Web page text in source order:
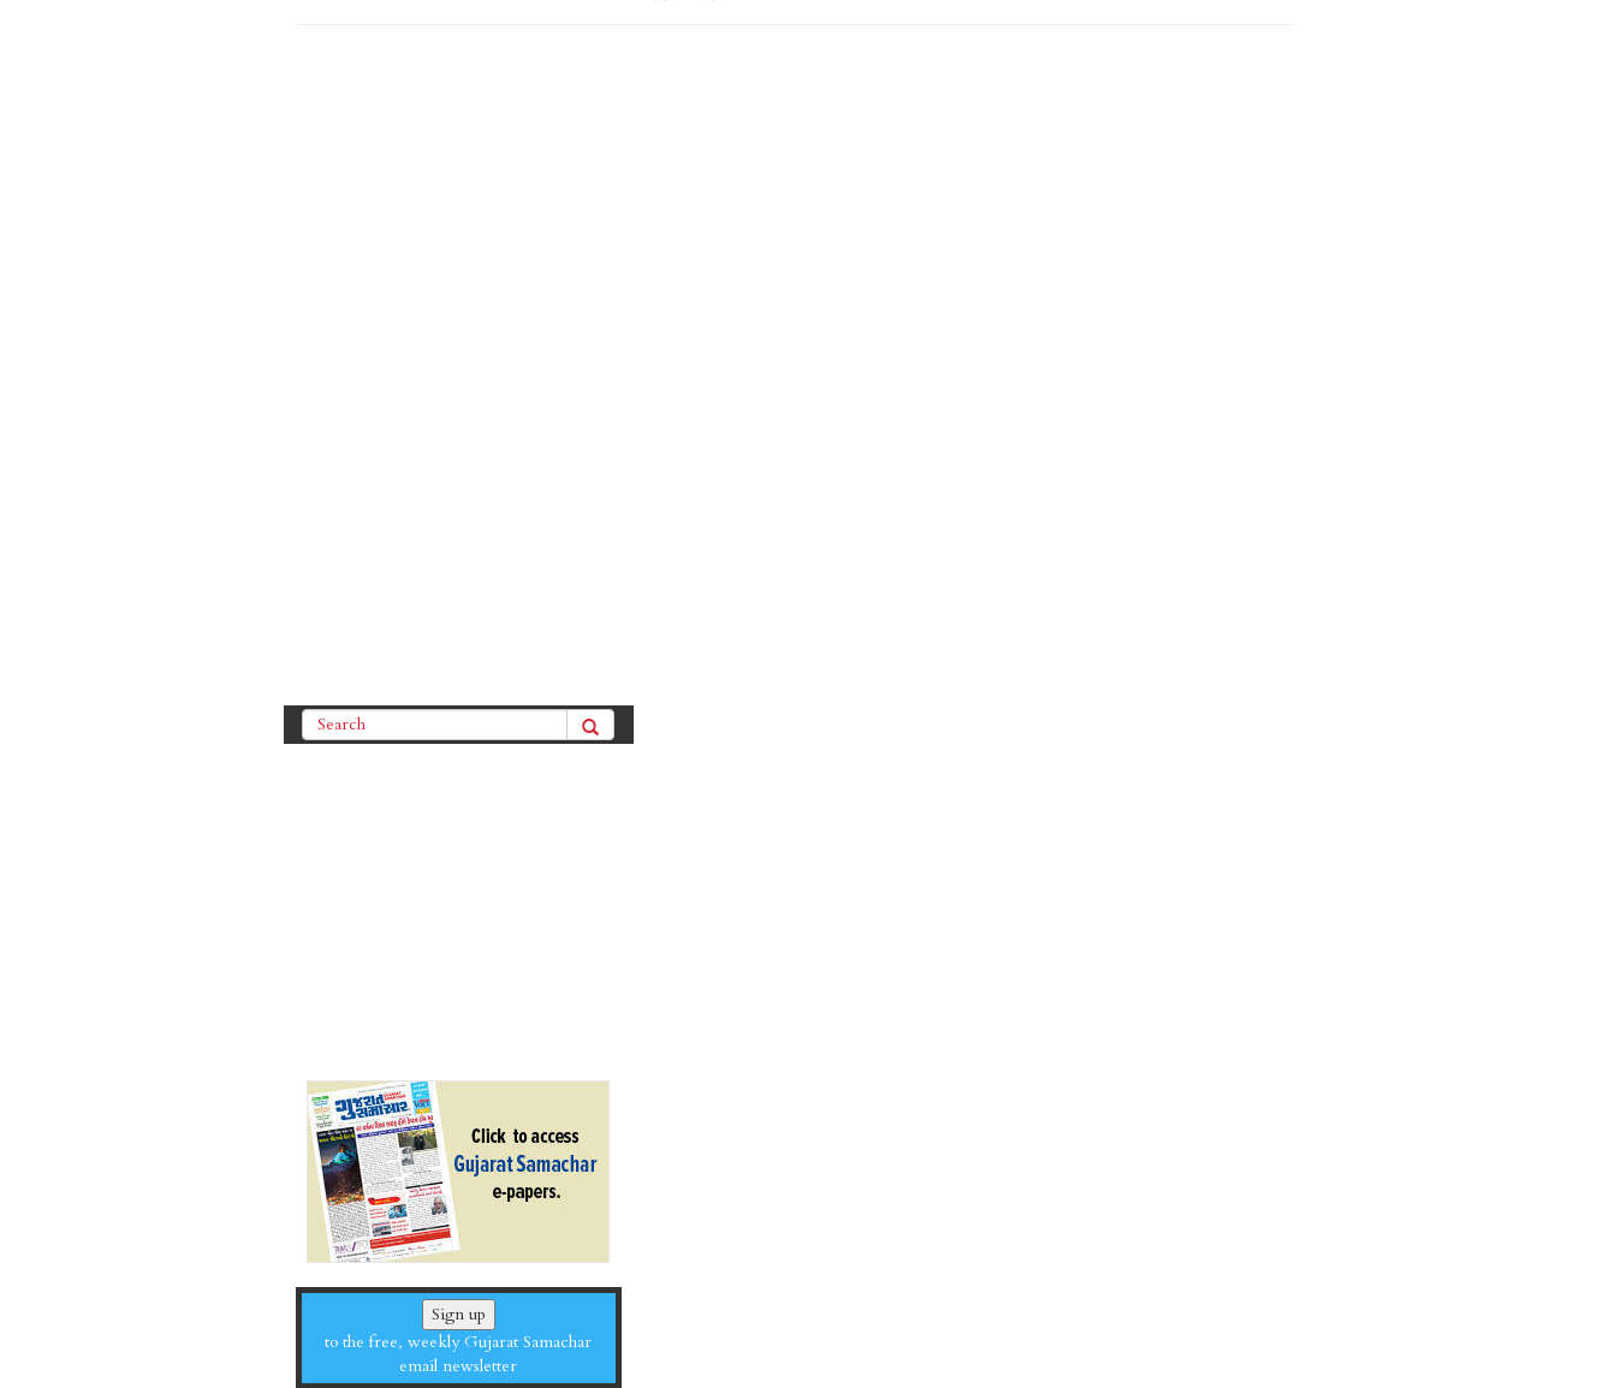
Sign up
to the free, weekly Gujarat Samachar
email newsletter